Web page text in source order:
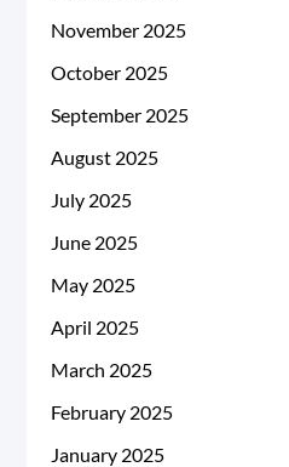
November 2025
October 2025
September 2025
August 2025
July 2025
June 2025
May 2025
April 2025
March 2025
February 2025
January 2025